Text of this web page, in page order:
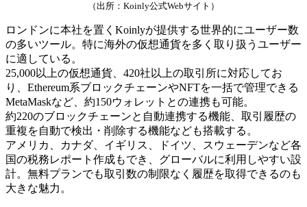
（出所：Koinly公式Webサイト）
ロンドンに本社を置くKoinlyが提供する世界的にユーザー数
の多いツール。特に海外の仮想通貨を多く取り扱うユーザー
に適している。
25,000以上の仮想通貨、420社以上の取引所に対応してお
り、Ethereum系ブロックチェーンやNFTを一括で管理できる
MetaMaskなど、約150ウォレットとの連携も可能。
約220のブロックチェーンと自動連携する機能、取引履歴の
重複を自動で検出・削除する機能なども搭載する。
アメリカ、カナダ、イギリス、ドイツ、スウェーデンなど各
国の税務レポート作成もでき、グローバルに利用しやすい設
計。無料プランでも取引数の制限なく履歴を取得できるのも
大きな魅力。